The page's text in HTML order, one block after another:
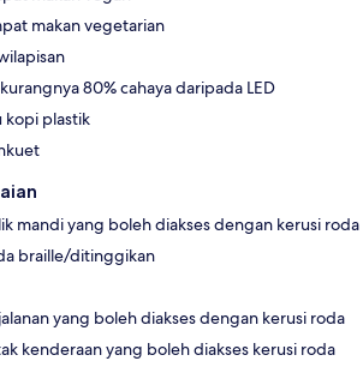
makan vegetarian
80% cahaya daripada LED
kopi plastik
mandi yang boleh diakses dengan kerusi roda
braille/ditinggikan
yang boleh diakses dengan kerusi roda
kenderaan yang boleh diakses kerusi roda